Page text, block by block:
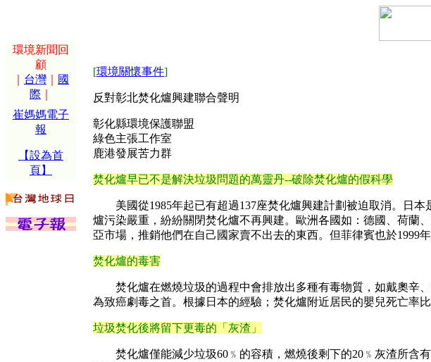
環境新聞回
顧
台灣
國
際
崔媽媽電子
報
【設為首
頁】
[環境關懷事件]
反對彰北焚化爐興建聯合聲明
彰化縣環境保護聯盟
綠色主張工作室
鹿港發展苦力群
焚化爐早已不是解決垃圾問題的萬靈丹--破除焚化爐的假科學
美國從1985年起已有超過137座焚化爐興建計劃被迫取消。日本
爐污染嚴重，紛紛關閉焚化爐不再興建。歐洲各國如：德國、荷蘭
亞市場，推銷他們在自己國家賣不出去的東西。但菲律賓也於1999
焚化爐的毒害
焚化爐在燃燒垃圾的過程中會排放出多種有毒物質，如戴奧辛
為致癌劇毒之首。根據日本的經驗；焚化爐附近居民的嬰兒死亡率
垃圾焚化後將留下更毒的「灰渣」
焚化爐僅能減少垃圾60﹪的容積，燃燒後剩下的20﹪灰渣所含